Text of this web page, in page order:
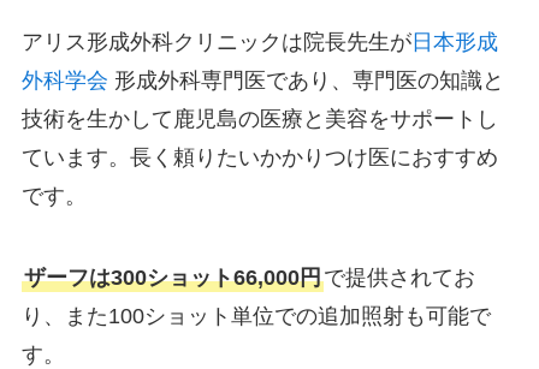
アリス形成外科クリニックは院長先生が日本形成
外科学会 形成外科専門医であり、専門医の知識と
技術を生かして鹿児島の医療と美容をサポートし
ています。長く頼りたいかかりつけ医におすすめ
です。
ザーフは300ショット66,000円で提供されてお
り、また100ショット単位での追加照射も可能で
す。